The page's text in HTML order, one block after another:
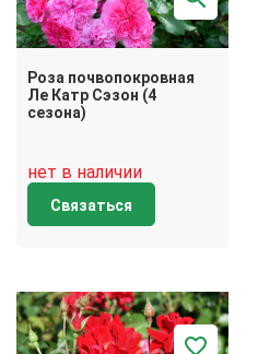
Роза почвопокровная
Ле Катр Сэзон (4
сезона)
нет в наличии
Связаться